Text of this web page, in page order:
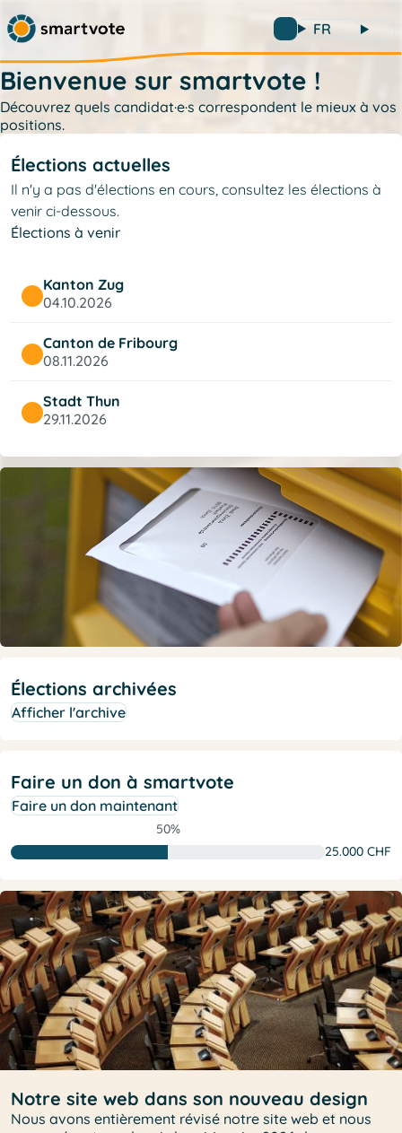
FR
Bienvenue sur smartvote !
Découvrez quels candidat·e·s correspondent le mieux à vos
positions.
Élections actuelles
Il n'y a pas d'élections en cours, consultez les élections à
venir ci-dessous.
Élections à venir
Kanton Zug
04.10.2026
Canton de Fribourg
08.11.2026
Stadt Thun
29.11.2026
Élections archivées
Afficher l'archive
Faire un don à smartvote
Faire un don maintenant
50%
25.000 CHF
Notre site web dans son nouveau design
Nous avons entièrement révisé notre site web et nous